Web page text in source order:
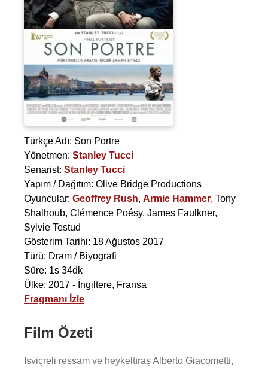
Türkçe Adı: Son Portre
Yönetmen: Stanley Tucci
Senarist: Stanley Tucci
Yapım / Dağıtım: Olive Bridge Productions
Oyuncular: Geoffrey Rush, Armie Hammer, Tony
Shalhoub, Clémence Poésy, James Faulkner,
Sylvie Testud
Gösterim Tarihi: 18 Ağustos 2017
Türü: Dram / Biyografi
Süre: 1s 34dk
Ülke: 2017 - İngiltere, Fransa
Fragmanı İzle
Film Özeti
İsviçreli ressam ve heykeltıraş Alberto Giacometti,